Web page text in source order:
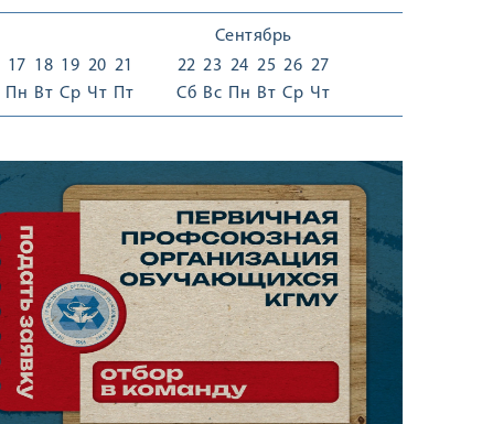
17
Пн
18
Вт
19
Ср
20
Чт
21
Пт
Сентябрь
22
Сб
23
Вс
24
Пн
25
Вт
26
Ср
27
Чт